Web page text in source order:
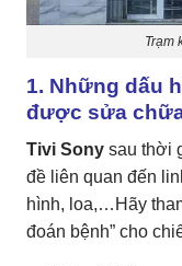
Trạm
1. Những dấu
được sửa
Tivi Sony sau thời
đề liên quan đến
hình, loa,…Hãy
đoán bệnh” cho